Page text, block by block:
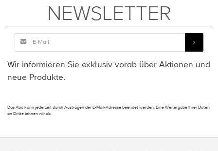
NEWSLETTER
Wir informieren Sie exklusiv vorab über Aktionen und
neue Produkte.
Das Abo kann jederzeit durch Austragen der E-Mail-Adresse beendet werden. Eine Weitergabe Ihrer Daten
an Dritte lehnen wir ab.